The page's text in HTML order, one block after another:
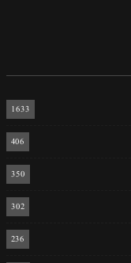
1633
406
350
302
236